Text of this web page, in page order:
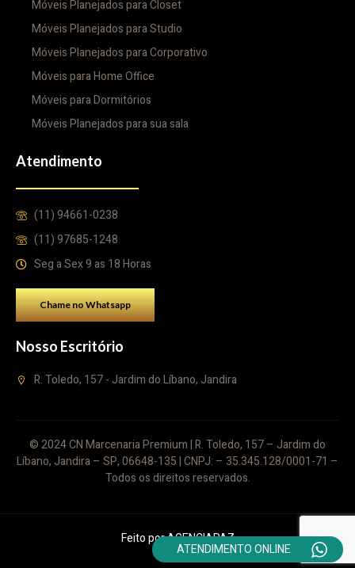
Móveis Planejados para Closet
Móveis Planejados para Studio
Móveis Planejados para Corporativo
Móveis para Home Office
Móveis para Dormitórios
Móveis Planejados para sua sala
Atendimento
(11) 94661-0238
(11) 97685-1248
Seg a Sex 9 as 18 Horas
Chame no Whatsapp
Nosso Escritório
R. Toledo, 157 - Jardim do Líbano, Jandira
© 2024 CN Marcenaria Premium | R. Toledo, 157 – Jardim do
Líbano, Jandira – SP, 06648-135 | CNPJ: – 35.345.128/0001-71 –
Todos os direitos reservados.
Feito porAGENCIAPAZ
ATENDIMENTO ONLINE